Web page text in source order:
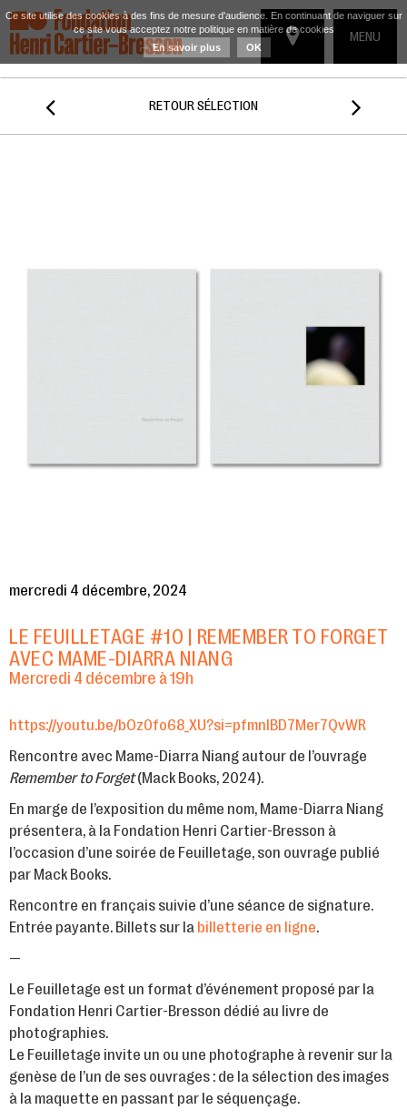
TOGGLE
MENU
 RETOUR SÉLECTION 
mercredi 4 décembre, 2024
LE FEUILLETAGE #10 | REMEMBER TO FORGET
AVEC MAME-DIARRA NIANG
Mercredi 4 décembre à 19h
https://youtu.be/bOz0fo68_XU?si=pfmnlBD7Mer7QvWR
Rencontre avec Mame-Diarra Niang autour de l’ouvrage
Remember to Forget(Mack Books, 2024).
En marge de l’exposition du même nom, Mame-Diarra Niang
présentera, à la Fondation Henri Cartier-Bresson à
l’occasion d’une soirée de Feuilletage, son ouvrage publié
par Mack Books.
Rencontre en français suivie d’une séance de signature.
Entrée payante. Billets sur la billetterie en ligne.
—
Le Feuilletage est un format d’événement proposé par la
Fondation Henri Cartier-Bresson dédié au livre de
photographies.
Le Feuilletage invite un ou une photographe à revenir sur la
genèse de l’un de ses ouvrages : de la sélection des images
à la maquette en passant par le séquençage.
Ce site utilise des cookies à des fins de mesure d'audience. En continuant de naviguer sur
ce site vous acceptez notre politique en matière de cookies
En savoir plus
OK